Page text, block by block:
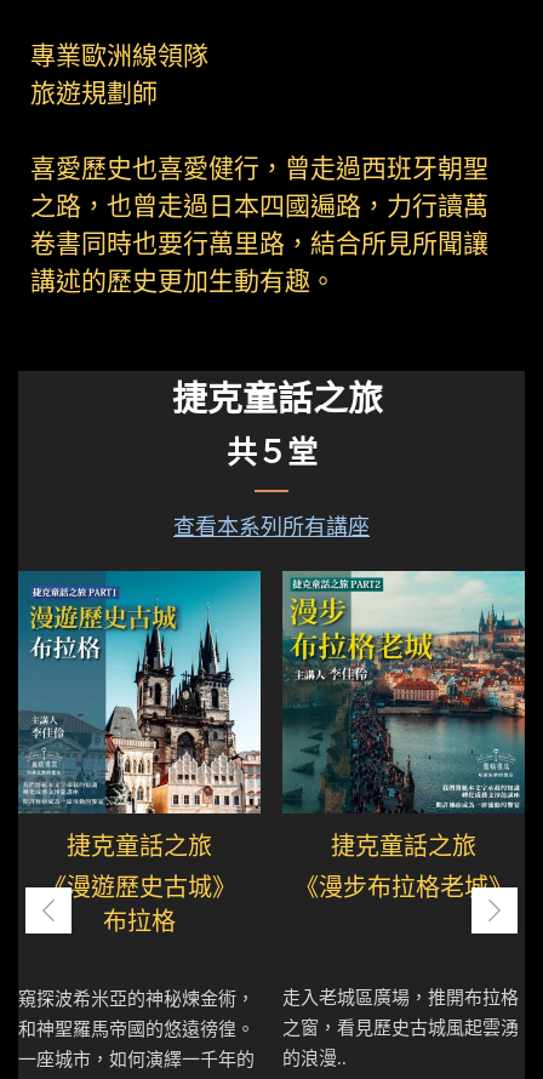
專業歐洲線領隊
旅遊規劃師
喜愛歷史也喜愛健行，曾走過西班牙朝聖
之路，也曾走過日本四國遍路，力行讀萬
卷書同時也要行萬里路，結合所見所聞讓
講述的歷史更加生動有趣。
捷克童話之旅
共５堂
查看本系列所有講座
捷克童話之旅
《漫遊歷史古城》
布拉格
窺探波希米亞的神秘煉金術，
和神聖羅馬帝國的悠遠徬徨。
一座城市，如何演繹一千年的
捷克童話之旅
《漫步布拉格老城》
走入老城區廣場，推開布拉格
之窗，看見歷史古城風起雲湧
的浪漫..